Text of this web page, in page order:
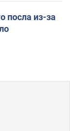
посла из-за